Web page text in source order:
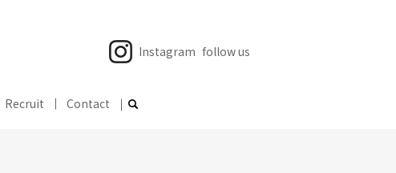
Recruit Contact
Instagram follow us